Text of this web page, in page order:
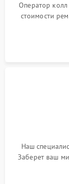
Оператор
стоимости
Наш
Заберет ваш